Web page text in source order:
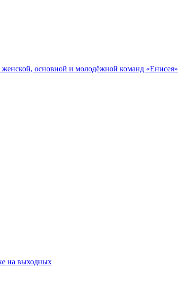
женской, основной и молодёжной команд «Енисея»
на выходных